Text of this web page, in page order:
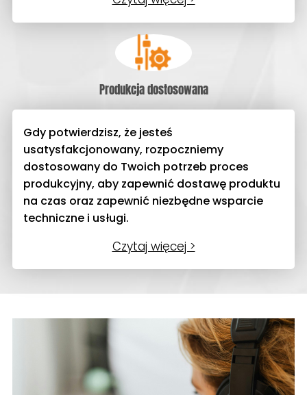
Produkcja dostosowana
Gdy potwierdzisz, że jesteś
usatysfakcjonowany, rozpoczniemy
dostosowany do Twoich potrzeb proces
produkcyjny, aby zapewnić dostawę produktu
na czas oraz zapewnić niezbędne wsparcie
techniczne i usługi.
Czytaj więcej >